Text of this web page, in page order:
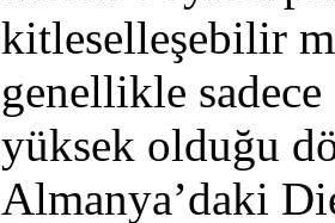
kitleselleşebilir
genellikle
yüksek olduğu
Almanya’daki